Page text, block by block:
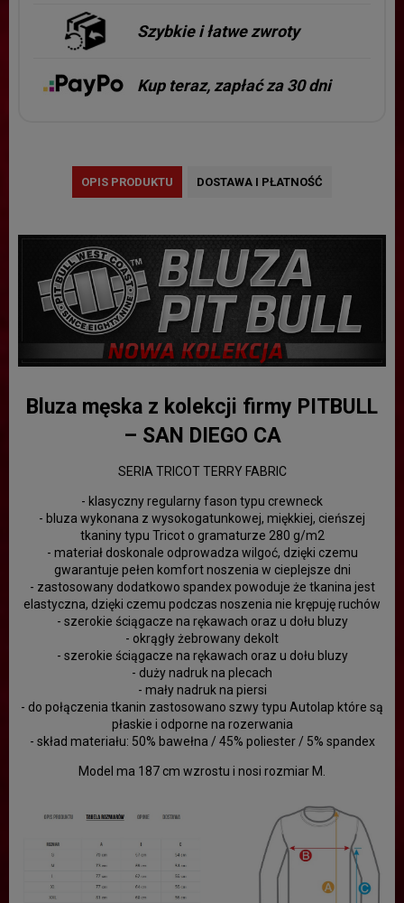
Szybkie i łatwe zwroty
Kup teraz, zapłać za 30 dni
OPIS PRODUKTU DOSTAWA I PŁATNOŚĆ
Bluza męska z kolekcji firmy PITBULL
– SAN DIEGO CA
SERIA TRICOT TERRY FABRIC
- klasyczny regularny fason typu crewneck
- bluza wykonana z wysokogatunkowej, miękkiej, cieńszej
tkaniny typu Tricot o gramaturze 280 g/m2
- materiał doskonale odprowadza wilgoć, dzięki czemu
gwarantuje pełen komfort noszenia w cieplejsze dni
- zastosowany dodatkowo spandex powoduje że tkanina jest
elastyczna, dzięki czemu podczas noszenia nie krępuję ruchów
- szerokie ściągacze na rękawach oraz u dołu bluzy
- okrągły żebrowany dekolt
- szerokie ściągacze na rękawach oraz u dołu bluzy
- duży nadruk na plecach
- mały nadruk na piersi
- do połączenia tkanin zastosowano szwy typu Autolap które są
płaskie i odporne na rozerwania
- skład materiału: 50% bawełna / 45% poliester / 5% spandex
Model ma 187 cm wzrostu i nosi rozmiar M.